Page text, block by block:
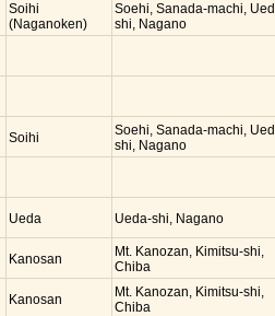
Soihi
(Naganoken)
Soehi, Sanada-machi,
shi, Nagano
Soihi
Soehi, Sanada-machi,
shi, Nagano
Ueda Ueda-shi, Nagano
Kanosan
Mt. Kanozan, Kimitsu-shi,
Chiba
Kanosan
Mt. Kanozan, Kimitsu-shi,
Chiba